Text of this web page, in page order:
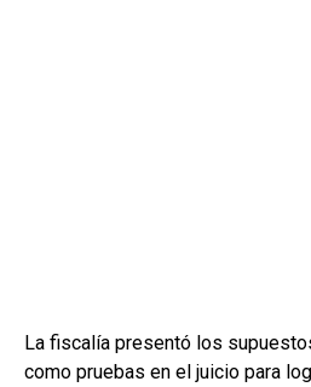
La fiscalía presentó los
como pruebas en el juicio para